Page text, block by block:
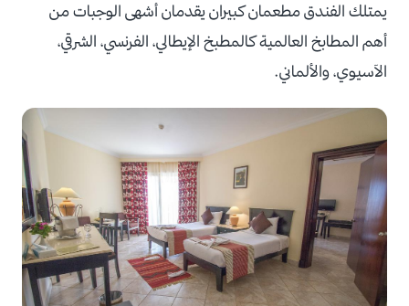
يمتلك الفندق مطعمان كبيران يقدمان أشهى الوجبات من
أهم المطابخ العالمية كالمطبخ الإيطالي، الفرنسي، الشرقي،
الآسيوي، والألماني.